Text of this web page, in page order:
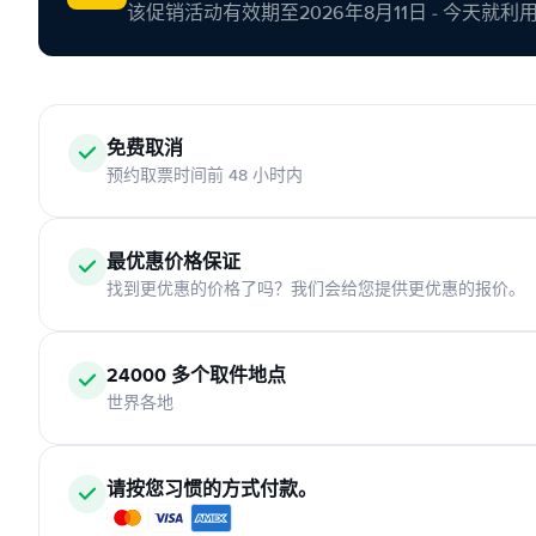
该促销活动有效期至2026年8月11日 - 今天就利用
免费取消
预约取票时间前 48 小时内
最优惠价格保证
找到更优惠的价格了吗？我们会给您提供更优惠的报价。
24000 多个取件地点
世界各地
请按您习惯的方式付款。